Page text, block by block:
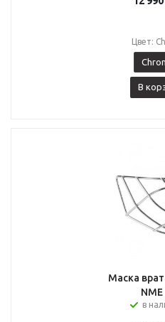
Цвет:
В
Маска
NME
в